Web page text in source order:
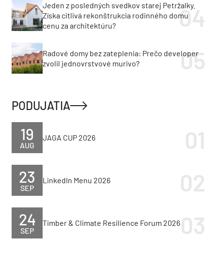
Jeden z posledných svedkov starej Petržalky.
Získa citlivá rekonštrukcia rodinného domu
cenu za architektúru?
Radové domy bez zateplenia: Prečo developer
zvolil jednovrstvové murivo?
PODUJATIA
AUG
19 JAGA CUP 2026
SEP
23 LinkedIn Menu 2026
SEP
24 Timber & Climate Resilience Forum 2026